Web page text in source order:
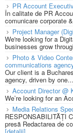
PR Account
În calitate de PR
comunicare corporate
Project Manager
We're looking for a
businesses grow
Photo & Video
communications
Our client is a
agency, driven by one...
Account Director @
We’re looking for an
Media Relations
RESPONSABILITĂȚI
presă Redactarea de